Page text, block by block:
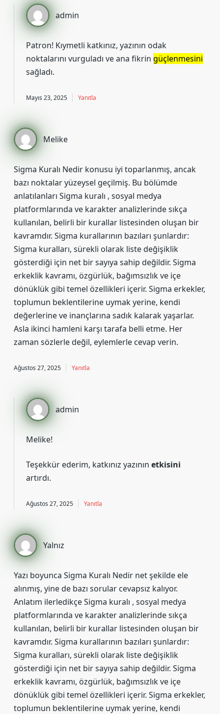
admin
Patron! Kıymetli katkınız, yazının odak
noktalarını vurguladı ve ana fikrin güçlenmesini
sağladı.
Mayıs 23, 2025 Yanıtla
Melike
Sigma Kuralı Nedir konusu iyi toparlanmış, ancak
bazı noktalar yüzeysel geçilmiş. Bu bölümde
anlatılanları Sigma kuralı , sosyal medya
platformlarında ve karakter analizlerinde sıkça
kullanılan, belirli bir kurallar listesinden oluşan bir
kavramdır. Sigma kurallarının bazıları şunlardır:
Sigma kuralları, sürekli olarak liste değişiklik
gösterdiği için net bir sayıya sahip değildir. Sigma
erkeklik kavramı, özgürlük, bağımsızlık ve içe
dönüklük gibi temel özellikleri içerir. Sigma erkekler,
toplumun beklentilerine uymak yerine, kendi
değerlerine ve inançlarına sadık kalarak yaşarlar.
Asla ikinci hamleni karşı tarafa belli etme. Her
zaman sözlerle değil, eylemlerle cevap verin.
Ağustos 27, 2025 Yanıtla
admin
Melike!
Teşekkür ederim, katkınız yazının etkisini
artırdı.
Ağustos 27, 2025 Yanıtla
Yalnız
Yazı boyunca Sigma Kuralı Nedir net şekilde ele
alınmış, yine de bazı sorular cevapsız kalıyor.
Anlatım ilerledikçe Sigma kuralı , sosyal medya
platformlarında ve karakter analizlerinde sıkça
kullanılan, belirli bir kurallar listesinden oluşan bir
kavramdır. Sigma kurallarının bazıları şunlardır:
Sigma kuralları, sürekli olarak liste değişiklik
gösterdiği için net bir sayıya sahip değildir. Sigma
erkeklik kavramı, özgürlük, bağımsızlık ve içe
dönüklük gibi temel özellikleri içerir. Sigma erkekler,
toplumun beklentilerine uymak yerine, kendi